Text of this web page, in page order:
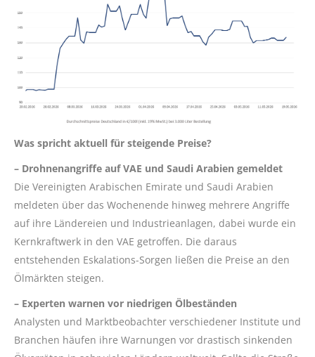
Was spricht aktuell für steigende Preise?
– Drohnenangriffe auf VAE und Saudi Arabien gemeldet
Die Vereinigten Arabischen Emirate und Saudi Arabien
meldeten über das Wochenende hinweg mehrere Angriffe
auf ihre Ländereien und Industrieanlagen, dabei wurde ein
Kernkraftwerk in den VAE getroffen. Die daraus
entstehenden Eskalations-Sorgen ließen die Preise an den
Ölmärkten steigen.
– Experten warnen vor niedrigen Ölbeständen
Analysten und Marktbeobachter verschiedener Institute und
Branchen häufen ihre Warnungen vor drastisch sinkenden